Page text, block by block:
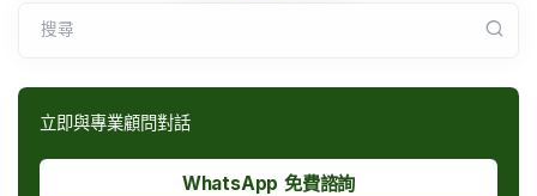
搜尋
立即與專業顧問對話
WhatsApp 免費諮詢